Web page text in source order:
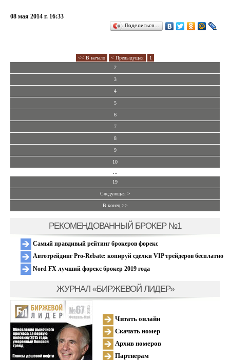
08 мая 2014 г. 16:33
Поделиться…
<< В начало < Предыдущая
1
2
3
4
5
6
7
8
9
10
19
Следующая >
В конец >>
РЕКОМЕНДОВАННЫЙ БРОКЕР №1
Самый правдивый рейтинг брокеров форекс
Автотрейдинг Pro-Rebate: копируй сделки VIP трейдеров бесплатно
Nord FX лучший форекс брокер 2019 года
ЖУРНАЛ «БИРЖЕВОЙ ЛИДЕР»
Читать онлайн
Скачать номер
Архив номеров
Партнерам